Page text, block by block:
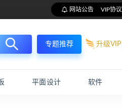
网站公告 VIP协议
专题推荐 升级VIP
平面设计 软件